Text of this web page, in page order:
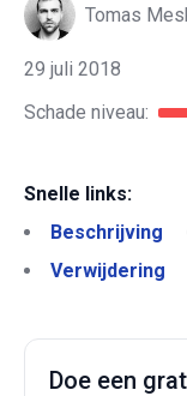
Tomas
29 juli 2018
Schade niveau:
Snelle links:
Beschrijving
Verwijdering
Doe een